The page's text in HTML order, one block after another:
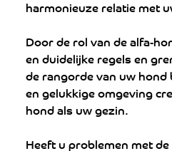
harmonieuze relatie met
Door de rol van de alfa-
en duidelijke regels en
de rangorde van uw hond
en gelukkige omgeving
hond als uw gezin.
Heeft u problemen met